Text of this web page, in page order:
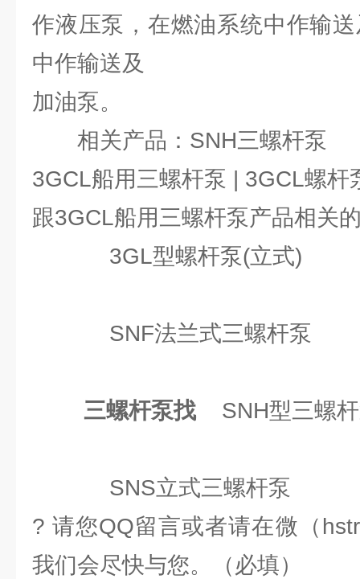
作液压泵，在燃油系统中作输
中作输送及
加油泵。
相关产品：SNH三螺杆泵
3GCL船用三螺杆泵 | 3GCL螺杆
跟3GCL船用三螺杆泵产品相关
3GL型螺杆泵(立式)
SNF法兰式三螺杆泵
三螺杆泵找 SNH型三螺
SNS立式三螺杆泵
? 请您QQ留言或者请在微（
我们会尽快与您。（必填）